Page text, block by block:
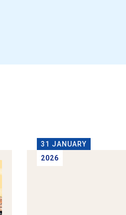
31 JANUARY
2026